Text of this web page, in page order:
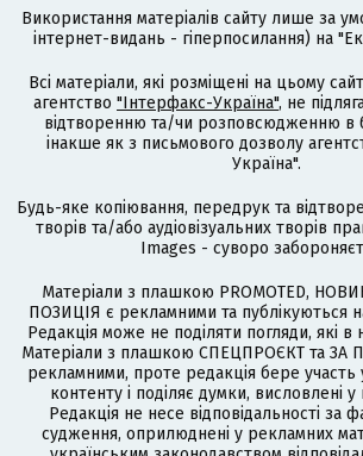
Використання матеріалів сайту лише за
інтернет-видань - гіперпосилання) на
Всі матеріали, які розміщені на цьому
агентство "Інтерфакс-Україна", не
відтворенню та/чи розповсюдженню в
інакше як з письмового дозволу
Україна".
Будь-яке копіювання, передрук та
творів та/або аудіовізуальних творів
Images - суворо
Матеріали з плашкою PROMOTED,
ПОЗИЦІЯ є рекламними та публікуються
Редакція може не поділяти погляди, які
Матеріали з плашкою СПЕЦПРОЄКТ та ЗА
рекламними, проте редакція бере участь
контенту і поділяє думки, висловлені у
Редакція не несе відповідальності за
судження, оприлюднені у рекламних